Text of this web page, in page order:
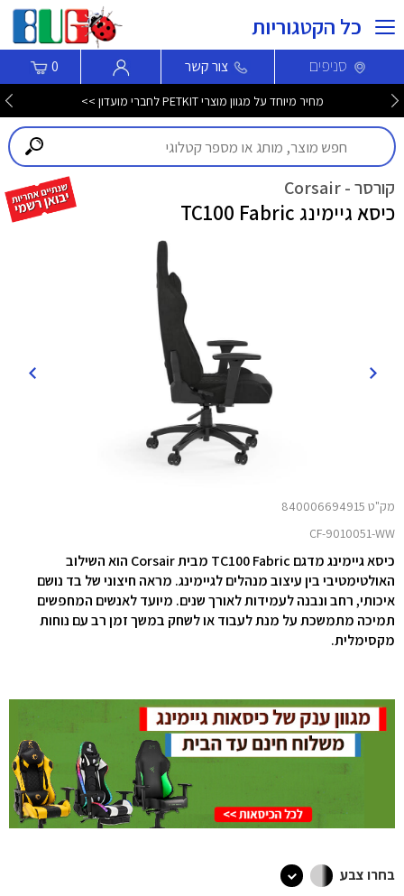
כל הקטגוריות
סניפים צור קשר 0
מחיר מיוחד על מגוון מוצרי PETKIT לחברי מועדון >>
קורסר - Corsair
כיסא גיימינג TC100 Fabric
מק"ט 840006694915
CF-9010051-WW
כיסא גיימינג מדגם TC100 Fabric מבית Corsair הוא השילוב
האולטימטיבי בין עיצוב מנהלים לגיימינג. מראה חיצוני של בד נושם
איכותי, רחב ונבנה לעמידות לאורך שנים. מיועד לאנשים המחפשים
תמיכה מתמשכת על מנת לעבוד או לשחק במשך זמן רב עם נוחות
מקסימלית.
בחרו צבע